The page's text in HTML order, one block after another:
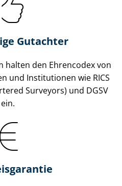
Gutachter
halten den Ehrencodex von
und Institutionen wie RICS
Surveyors) und DGSV
ein.